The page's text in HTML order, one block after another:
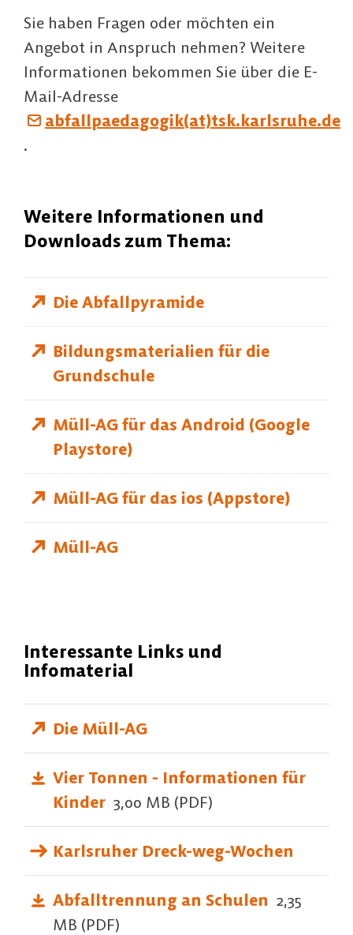
Sie haben Fragen oder möchten ein
Angebot in Anspruch nehmen? Weitere
Informationen bekommen Sie über die E-
Mail-Adresse
abfallpaedagogik(at)tsk.karlsruhe.de
.
Weitere Informationen und
Downloads zum Thema:
Die Abfallpyramide
Bildungsmaterialien für die
Grundschule
Müll-AG für das Android (Google
Playstore)
Müll-AG für das ios (Appstore)
Müll-AG
Interessante Links und
Infomaterial
Die Müll-AG
Vier Tonnen - Informationen für
Kinder 3,00 MB (PDF)
Karlsruher Dreck-weg-Wochen
Abfalltrennung an Schulen 2,35
MB (PDF)